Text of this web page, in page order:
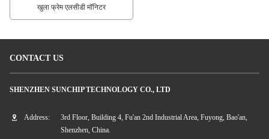
खुला फ्रेम एलसीडी मॉनिटर
CONTACT US
SHENZHEN SUNCHIP TECHNOLOGY CO., LTD
Address:
3rd Floor, Building 4, Fu'an 2nd Industrial Area, Fuyong, Bao'an,
Shenzhen, China.